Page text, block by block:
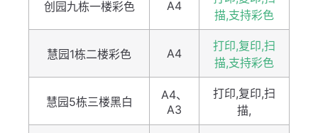
创园九栋一楼彩色 A4
描,支持彩色
慧园1栋二楼彩色 A4
打印,复印,扫
描,支持彩色
慧园5栋三楼黑白
A4、
A3
打印,复印,扫
描,